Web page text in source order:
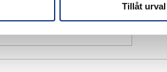
Tillåt urval